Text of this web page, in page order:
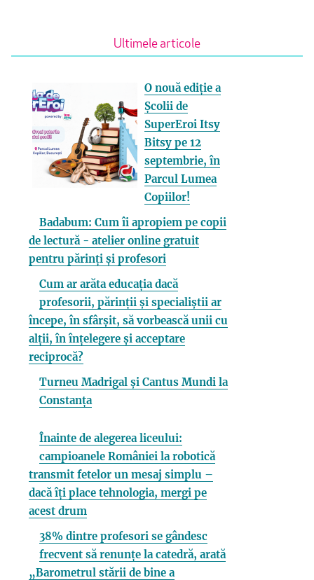
Ultimele articole
O nouă ediție a
Școlii de
SuperEroi Itsy
Bitsy pe 12
septembrie, în
Parcul Lumea
Copiilor!
Badabum: Cum îi apropiem pe copii
de lectură - atelier online gratuit
pentru părinți și profesori
Cum ar arăta educația dacă
profesorii, părinții și specialiștii ar
începe, în sfârșit, să vorbească unii cu
alții, în înțelegere și acceptare
reciprocă?
Turneu Madrigal și Cantus Mundi la
Constanța
Înainte de alegerea liceului:
campioanele României la robotică
transmit fetelor un mesaj simplu –
dacă îți place tehnologia, mergi pe
acest drum
38% dintre profesori se gândesc
frecvent să renunțe la catedră, arată
„Barometrul stării de bine a